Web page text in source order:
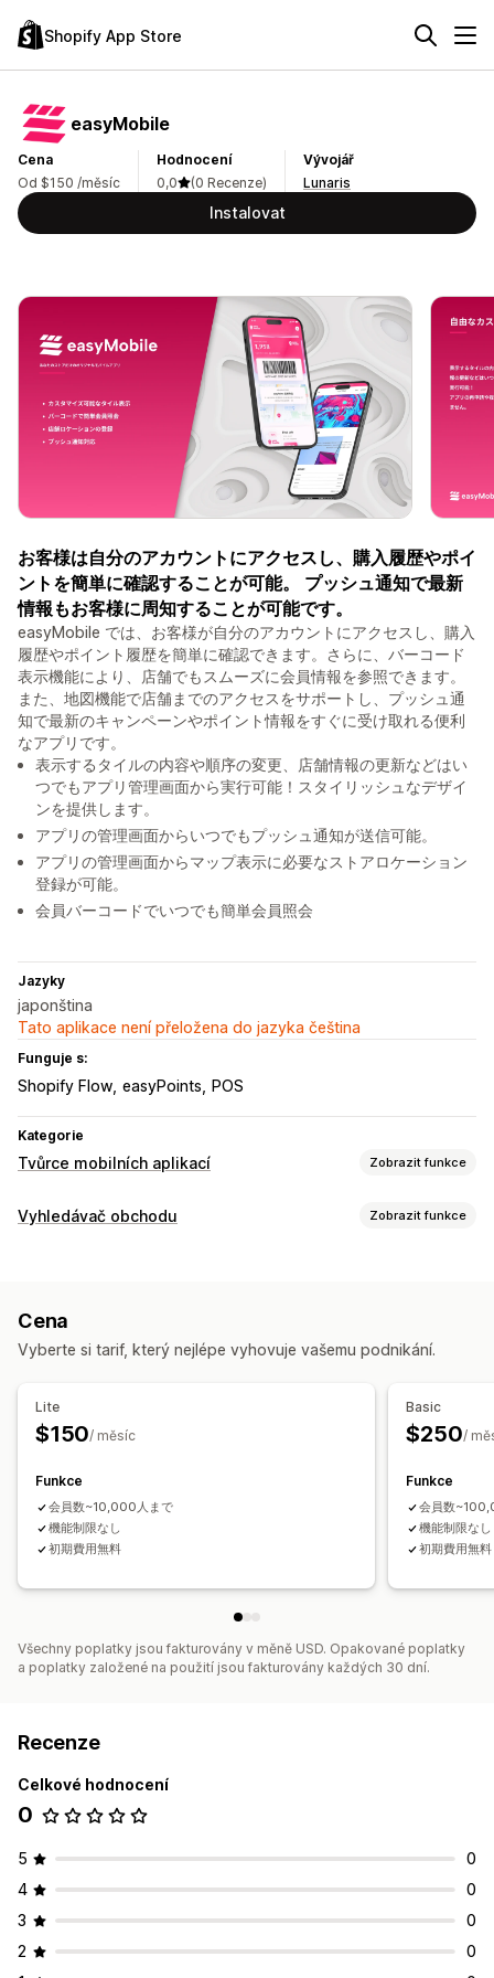
Shopify App Store
easyMobile
Cena
Od $150 /měsíc
Hodnocení
0,0
(0 Recenze)
Vývojář
Lunaris
Instalovat
お客様は自分のアカウントにアクセスし、購入履歴やポイ
ントを簡単に確認することが可能。 プッシュ通知で最新
情報もお客様に周知することが可能です。
easyMobile では、お客様が自分のアカウントにアクセスし、購入
履歴やポイント履歴を簡単に確認できます。さらに、バーコード
表示機能により、店舗でもスムーズに会員情報を参照できます。
また、地図機能で店舗までのアクセスをサポートし、プッシュ通
知で最新のキャンペーンやポイント情報をすぐに受け取れる便利
なアプリです。
表示するタイルの内容や順序の変更、店舗情報の更新などはい
つでもアプリ管理画面から実行可能！スタイリッシュなデザイ
ンを提供します。
アプリの管理画面からいつでもプッシュ通知が送信可能。
アプリの管理画面からマップ表示に必要なストアロケーション
登録が可能。
会員バーコードでいつでも簡単会員照会
Jazyky
japonština
Tato aplikace není přeložena do jazyka čeština
Funguje s:
Shopify Flow easyPoints POS
Kategorie
Tvůrce mobilních aplikací Zobrazit funkce
Přizpůsobení
Vlastní notifikace
Vyhledávač obchodu Zobrazit funkce
Vlastní prosazování značky
Obrázky
Více lokalit
Vyhledávání a filtry
Cena
Vyberte si tarif, který nejlépe vyhovuje vašemu podnikání.
Lite
$150/ měsíc
Funkce
会員数~10,000人まで
機能制限なし
初期費用無料
Basic
$250/
Funkce
会員数
機能制限なし
初期費用無料
Všechny poplatky jsou fakturovány v měně USD. Opakované poplatky
a poplatky založené na použití jsou fakturovány každých 30 dní.
Recenze
Celkové hodnocení
0
5
0
4
0
3
0
2
0